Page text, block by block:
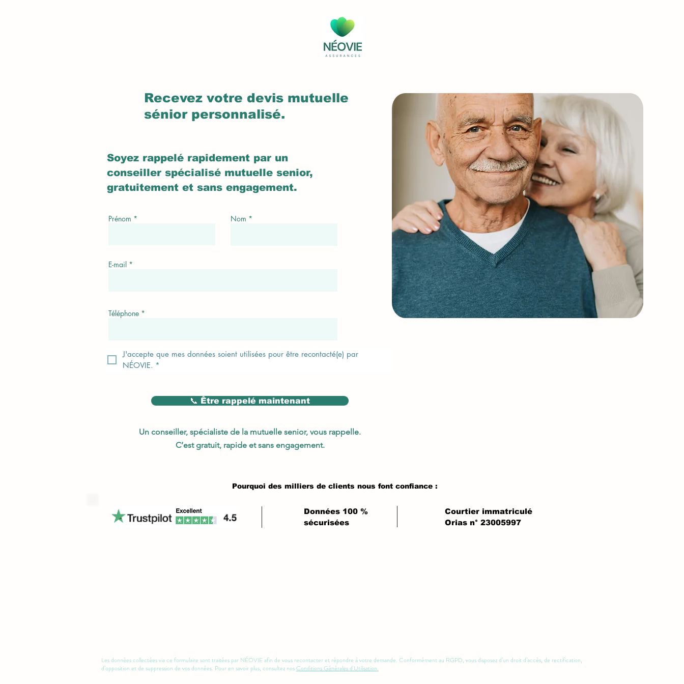
Soyez rappelé rapidement par un
conseiller spécialisé mutuelle senior,
gratuitement et sans engagement.
Prénom Nom
E-mail
Téléphone
J'accepte que mes données soient utilisées pour être recontacté(e) par
NÉOVIE. *
📞 Être rappelé maintenant
Un conseiller, spécialiste de la mutuelle senior, vous rappelle.
C’est gratuit, rapide et sans engagement.
Recevez votre devis mutuelle
sénior personnalisé.
Pourquoi des milliers de clients nous font confiance :
Données 100 %
sécurisées
Courtier immatriculé
Orias n° 23005997
Les données collectées via ce formulaire sont traitées par NÉOVIE afin de vous recontacter et répondre à votre demande. Conformément au RGPD, vous disposez d’un droit d’accès, de rectification,
d’opposition et de suppression de vos données. Pour en savoir plus, consultez nosConditions Générales d'Utilisation.